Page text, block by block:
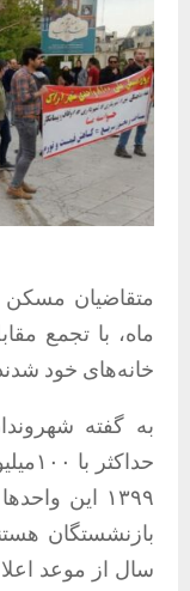
ماه، با تجمع
خانه‌های خود
به گفته
۱۳۹۹ این
بازنشستگان
سال از موعد